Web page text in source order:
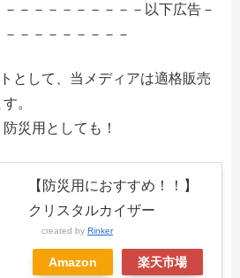
－－－－－－－－－以下広告－
－－－－－－－－
として、当メディアは適格販売
。
災用としても！
【防災用におすすめ！！】
クリスタルカイザー
created by Rinker
Amazon 楽天市場